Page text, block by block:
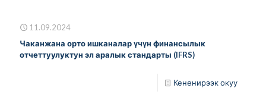
11.09.2024
Чаканжана орто ишканалар үчүн финансылык
отчеттуулуктун эл аралык стандарты (IFRS)
Кененирээк окуу